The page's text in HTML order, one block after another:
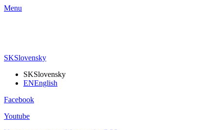
Menu
SKSlovensky
SKSlovensky
ENEnglish
Facebook
Youtube